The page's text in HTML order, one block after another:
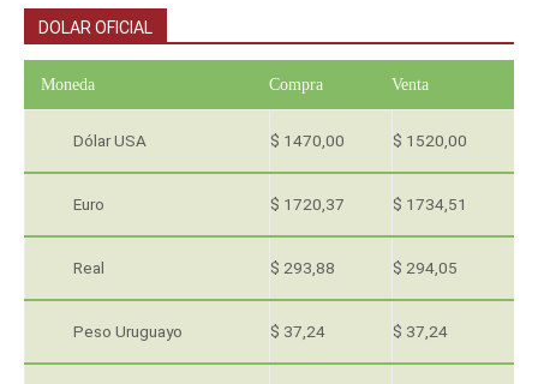
DOLAR OFICIAL
Moneda Compra Venta
Dólar USA $ 1470,00 $ 1520,00
Euro $ 1720,37 $ 1734,51
Real $ 293,88 $ 294,05
Peso Uruguayo $ 37,24 $ 37,24